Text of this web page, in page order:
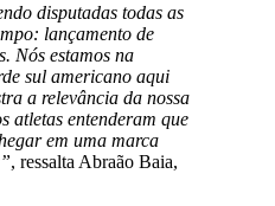
disputadas todas as
lançamento de
Nós estamos na
sul americano aqui
a relevância da nossa
atletas entenderam que
em uma marca
, ressalta Abraão Baia,